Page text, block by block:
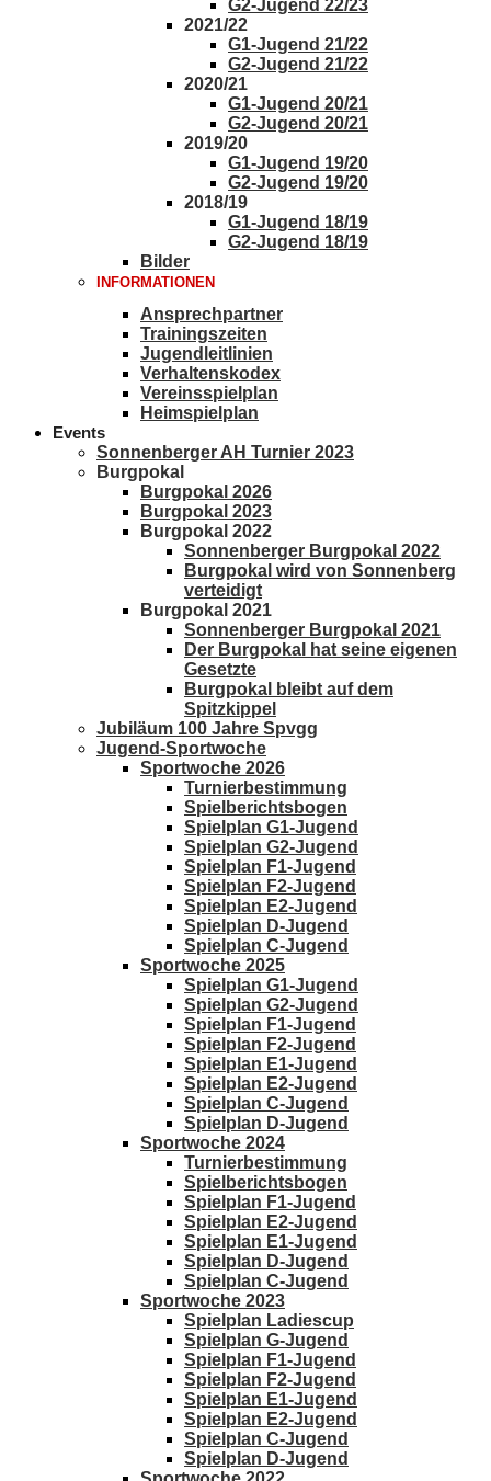
G2-Jugend 22/23
2021/22
G1-Jugend 21/22
G2-Jugend 21/22
2020/21
G1-Jugend 20/21
G2-Jugend 20/21
2019/20
G1-Jugend 19/20
G2-Jugend 19/20
2018/19
G1-Jugend 18/19
G2-Jugend 18/19
Bilder
INFORMATIONEN
Ansprechpartner
Trainingszeiten
Jugendleitlinien
Verhaltenskodex
Vereinsspielplan
Heimspielplan
Events
Sonnenberger AH Turnier 2023
Burgpokal
Burgpokal 2026
Burgpokal 2023
Burgpokal 2022
Sonnenberger Burgpokal 2022
Burgpokal wird von Sonnenberg
verteidigt
Burgpokal 2021
Sonnenberger Burgpokal 2021
Der Burgpokal hat seine eigenen
Gesetzte
Burgpokal bleibt auf dem
Spitzkippel
Jubiläum 100 Jahre Spvgg
Jugend-Sportwoche
Sportwoche 2026
Turnierbestimmung
Spielberichtsbogen
Spielplan G1-Jugend
Spielplan G2-Jugend
Spielplan F1-Jugend
Spielplan F2-Jugend
Spielplan E2-Jugend
Spielplan D-Jugend
Spielplan C-Jugend
Sportwoche 2025
Spielplan G1-Jugend
Spielplan G2-Jugend
Spielplan F1-Jugend
Spielplan F2-Jugend
Spielplan E1-Jugend
Spielplan E2-Jugend
Spielplan C-Jugend
Spielplan D-Jugend
Sportwoche 2024
Turnierbestimmung
Spielberichtsbogen
Spielplan F1-Jugend
Spielplan E2-Jugend
Spielplan E1-Jugend
Spielplan D-Jugend
Spielplan C-Jugend
Sportwoche 2023
Spielplan Ladiescup
Spielplan G-Jugend
Spielplan F1-Jugend
Spielplan F2-Jugend
Spielplan E1-Jugend
Spielplan E2-Jugend
Spielplan C-Jugend
Spielplan D-Jugend